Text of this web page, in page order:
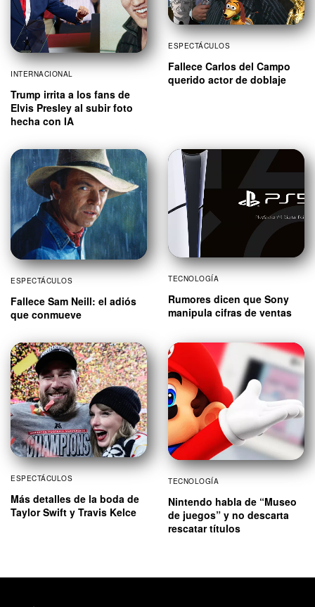
INTERNACIONAL
Trump irrita a los fans de
Elvis Presley al subir foto
hecha con IA
ESPECTÁCULOS
Fallece Carlos del Campo
querido actor de doblaje
ESPECTÁCULOS
Fallece Sam Neill: el adiós
que conmueve
TECNOLOGÍA
Rumores dicen que Sony
manipula cifras de ventas
ESPECTÁCULOS
Más detalles de la boda de
Taylor Swift y Travis Kelce
TECNOLOGÍA
Nintendo habla de “Museo
de juegos” y no descarta
rescatar títulos